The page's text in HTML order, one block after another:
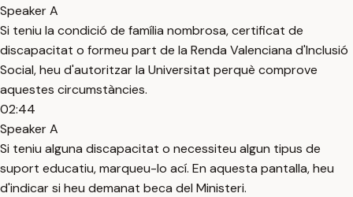
Speaker A
Si teniu la condició de família nombrosa, certificat de
discapacitat o formeu part de la Renda Valenciana d'Inclusió
Social, heu d'autoritzar la Universitat perquè comprove
aquestes circumstàncies.
02:44
Speaker A
Si teniu alguna discapacitat o necessiteu algun tipus de
suport educatiu, marqueu-lo ací. En aquesta pantalla, heu
d'indicar si heu demanat beca del Ministeri.